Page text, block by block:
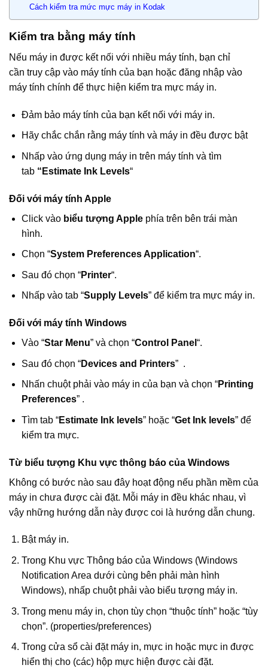
Cách kiểm tra mức mực máy in Kodak
Kiểm tra bằng máy tính
Nếu máy in được kết nối với nhiều máy tính, bạn chỉ
cần truy cập vào máy tính của bạn hoặc đăng nhập vào
máy tính chính để thực hiện kiểm tra mực máy in.
Đảm bảo máy tính của bạn kết nối với máy in.
Hãy chắc chắn rằng máy tính và máy in đều được bật
Nhấp vào ứng dụng máy in trên máy tính và tìm
tab “Estimate Ink Levels“
Đối với máy tính Apple
Click vào biểu tượng Applephía trên bên trái màn
hình.
Chọn “System Preferences Application“.
Sau đó chọn “Printer“.
Nhấp vào tab “Supply Levels” để kiểm tra mực máy in.
Đối với máy tính Windows
Vào “Star Menu” và chọn “Control Panel “.
Sau đó chọn “Devices and Printers” .
Nhấn chuột phải vào máy in của bạn và chọn “Printing
Preferences” .
Tìm tab “Estimate Ink levels” hoặc “Get Ink levels” để
kiểm tra mực.
Từ biểu tượng Khu vực thông báo của Windows
Không có bước nào sau đây hoạt động nếu phần mềm của
máy in chưa được cài đặt. Mỗi máy in đều khác nhau, vì
vậy những hướng dẫn này được coi là hướng dẫn chung.
Bật máy in.
Trong Khu vực Thông báo của Windows (Windows
Notification Area dưới cùng bên phải màn hình
Windows), nhấp chuột phải vào biểu tượng máy in.
Trong menu máy in, chọn tùy chọn “thuộc tính” hoặc “tùy
chọn”. (properties/preferences)
Trong cửa sổ cài đặt máy in, mực in hoặc mực in được
hiển thị cho (các) hộp mực hiện được cài đặt.